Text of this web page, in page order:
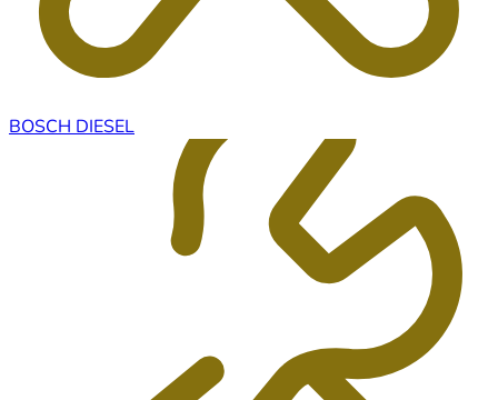
BOSCH DIESEL